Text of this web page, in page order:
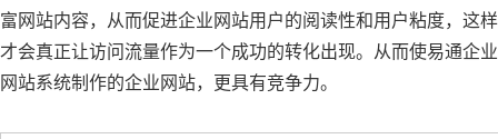
富网站内容，从而促进企业网站用户的阅读性和用户粘度，这样
才会真正让访问流量作为一个成功的转化出现。从而使易通企业
网站系统制作的企业网站，更具有竞争力。